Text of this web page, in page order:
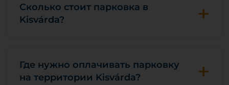
Сколько стоит парковка в
Kisvárda?
+
Где нужно оплачивать парковку
на территории Kisvárda?
+